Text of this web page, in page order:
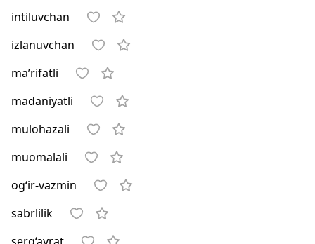
intiluvchan
izlanuvchan
ma’rifatli
madaniyatli
mulohazali
muomalali
og‘ir-vazmin
sabrlilik